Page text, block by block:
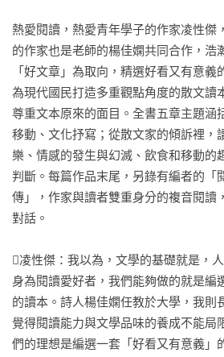
熱愛閱讀，熱愛青年學子的作家凌性傑
的作家也是老師的楊佳嫻共同合作，浩
「好文章」為取向，精選好看又有意
為現代國民打造多重觀點角度的散文讀
尊重文本原來的面目。全書五章主題涵
移動、文化抒寫；從散文家的傾訴裡，
樂、情感的發生與幻滅、飲食和移動的
判斷。每篇作品末尾，另錄有編者的「
傳」，作家與讀者雙重身分的複音閱讀
對話。
凌性傑：我以為，文學的基礎就是，
身為閱讀愛好者，我們能夠做的就是編
的讀本。詩人楊佳嫻任教於大學，我則
覺得閱讀能力與文學品味的養成不能局
們的理想是編選一套「好看又有意義」